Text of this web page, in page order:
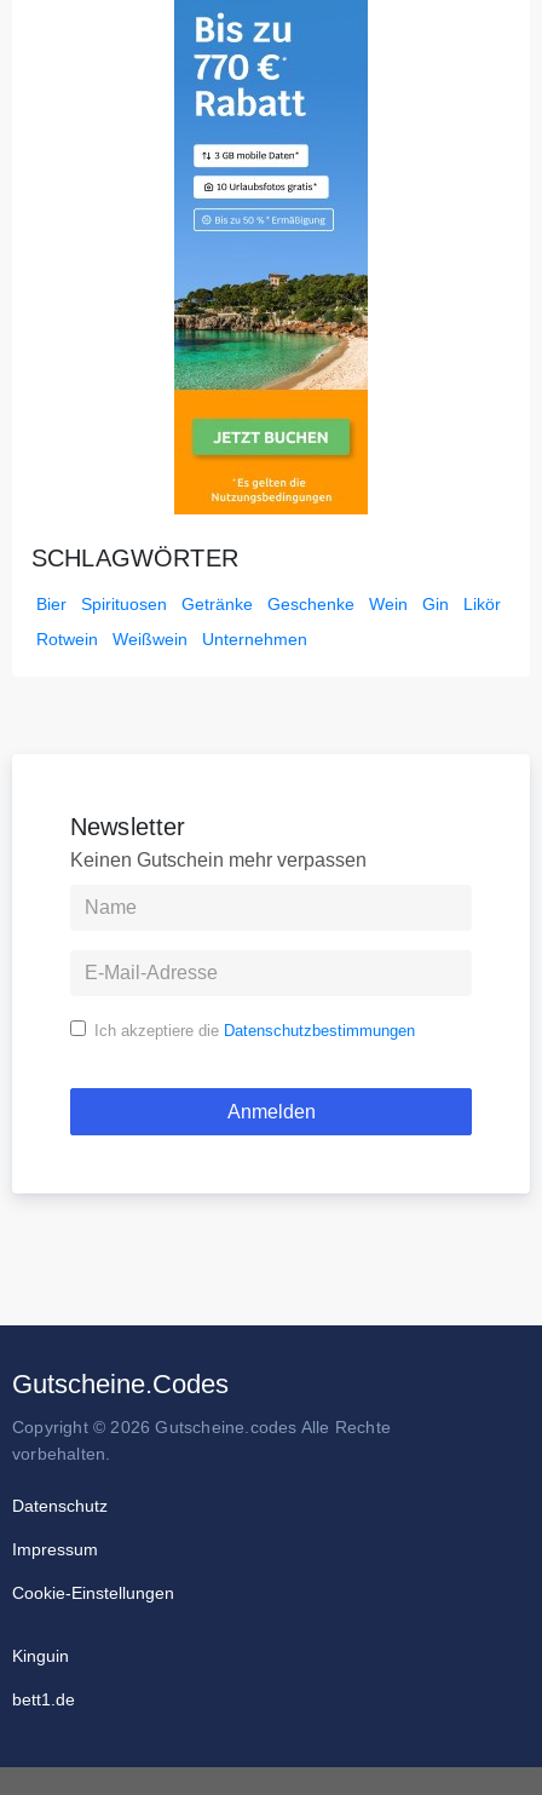
SCHLAGWÖRTER
Bier Spirituosen Getränke Geschenke Wein Gin
Likör
Rotwein
Weißwein Unternehmen
Newsletter
Keinen Gutschein mehr verpassen
Ich akzeptiere die Datenschutzbestimmungen
Gutscheine.Codes
Copyright © 2026 Gutscheine.codes Alle Rechte
vorbehalten.
Datenschutz
Impressum
Cookie-Einstellungen
Kinguin
bett1.de